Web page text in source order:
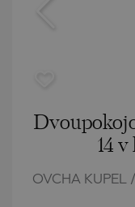
14
OVCHA KUPEL